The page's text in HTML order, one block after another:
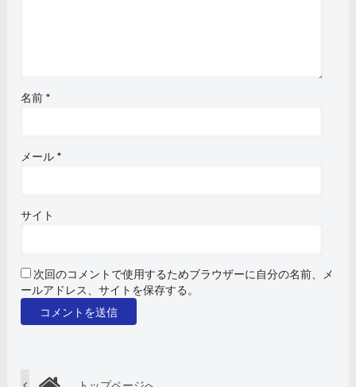
名前 *
メール *
サイト
次回のコメントで使用するためブラウザーに自分の名前、メ
ールアドレス、サイトを保存する。